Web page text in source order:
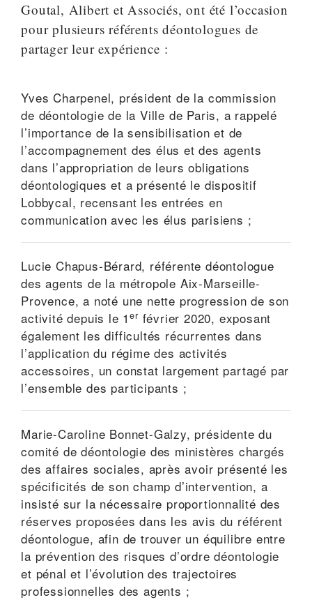
Goutal, Alibert et Associés, ont été l’occasion
pour plusieurs référents déontologues de
partager leur expérience :
Yves Charpenel, président de la commission
de déontologie de la Ville de Paris, a rappelé
l’importance de la sensibilisation et de
l’accompagnement des élus et des agents
dans l’appropriation de leurs obligations
déontologiques et a présenté le dispositif
Lobbycal, recensant les entrées en
communication avec les élus parisiens ;
Lucie Chapus-Bérard, référente déontologue
des agents de la métropole Aix-Marseille-
Provence, a noté une nette progression de son
activité depuis le 1er février 2020, exposant
également les difficultés récurrentes dans
l’application du régime des activités
accessoires, un constat largement partagé par
l’ensemble des participants ;
Marie-Caroline Bonnet-Galzy, présidente du
comité de déontologie des ministères chargés
des affaires sociales, après avoir présenté les
spécificités de son champ d’intervention, a
insisté sur la nécessaire proportionnalité des
réserves proposées dans les avis du référent
déontologue, afin de trouver un équilibre entre
la prévention des risques d’ordre déontologie
et pénal et l’évolution des trajectoires
professionnelles des agents ;